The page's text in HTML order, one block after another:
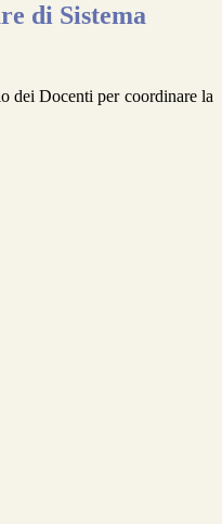
di Sistema
dei Docenti per coordinare la